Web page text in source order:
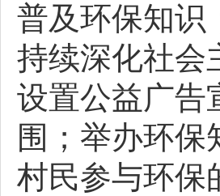
普及环保知识
持续深化社会
设置公益广告
围；举办环保
村民参与环保